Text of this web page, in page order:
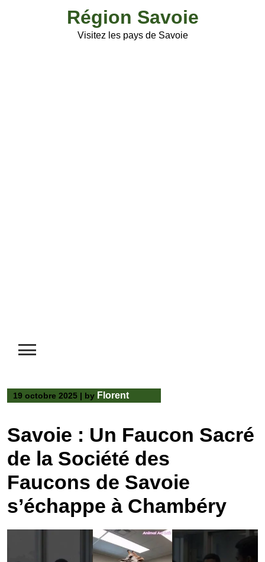
Région Savoie
Visitez les pays de Savoie
19 octobre 2025 | by Florent
Savoie : Un Faucon Sacré
de la Société des
Faucons de Savoie
s’échappe à Chambéry